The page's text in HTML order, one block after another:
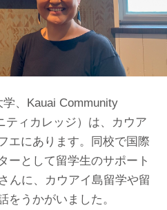
、Kauai Community
ティカレッジ）は、カウア
エにあります。同校で国際
ーとして留学生のサポート
んに、カウアイ島留学や留
をうかがいました。